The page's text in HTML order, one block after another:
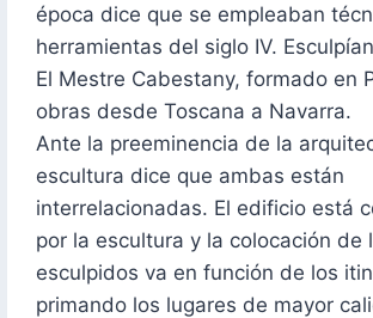
época dice que se empleaban
herramientas del siglo IV.
El Mestre Cabestany, formado en
obras desde Toscana a Navarra.
Ante la preeminencia de la
escultura dice que ambas están
interrelacionadas. El edificio está
por la escultura y la colocación de
esculpidos va en función de los
primando los lugares de mayor